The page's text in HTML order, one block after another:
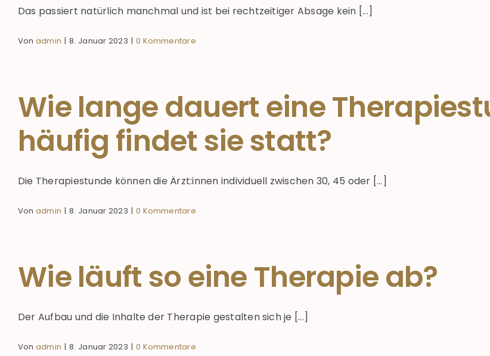
Das passiert natürlich manchmal und ist bei rechtzeitiger Absage kein [...]
Von admin | 8. Januar 2023 | 0 Kommentare
Wie lange dauert eine
häufig findet sie statt?
Die Therapiestunde können die Ärzt:innen individuell zwischen 30, 45 oder [...]
Von admin | 8. Januar 2023 | 0 Kommentare
Wie läuft so eine Therapie ab?
Der Aufbau und die Inhalte der Therapie gestalten sich je [...]
Von admin | 8. Januar 2023 | 0 Kommentare